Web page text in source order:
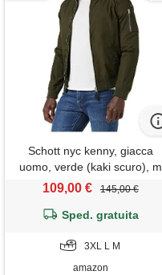
Schott nyc kenny, giacca
uomo, verde (kaki scuro), m
109,00 € 145,00 €
Sped. gratuita
3XL L M
amazon